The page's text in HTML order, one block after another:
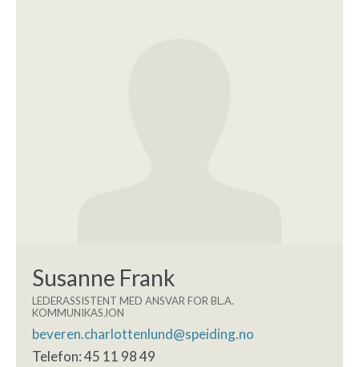
Susanne Frank
LEDERASSISTENT MED ANSVAR FOR BL.A.
KOMMUNIKASJON
beveren.charlottenlund@speiding.no
Telefon: 45 11 98 49